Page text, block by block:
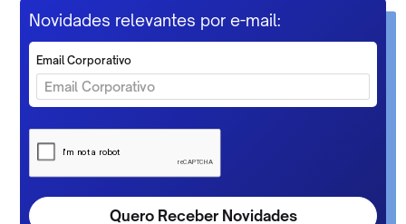
Novidades relevantes por e-mail:
Email Corporativo